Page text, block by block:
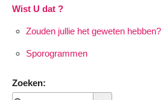
Wist U dat ?
Zouden jullie het geweten hebben?
Sporogrammen
Zoeken: